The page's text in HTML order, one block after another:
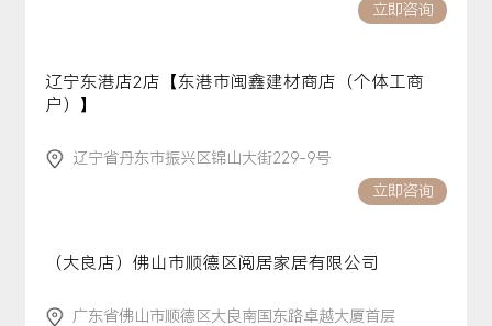
立即咨询
辽宁东港店2店【东港市闽鑫建材商店（个体工商
户）】
辽宁省丹东市振兴区锦山大街229-9号
立即咨询
（大良店）佛山市顺德区阅居家居有限公司
广东省佛山市顺德区大良南国东路卓越大厦首层